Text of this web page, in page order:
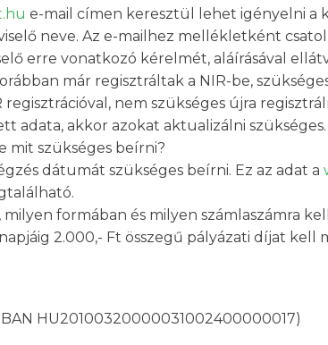
e-mail címen keresztül lehet igényelni a
neve. Az e-mailhez mellékletként
erre vonatkozó kérelmét, aláírásával
már regisztráltak a NIR-be,
nem szükséges újra
adata, akkor azokat aktualizálni szükséges.
mit szükséges beírni?
dátumát szükséges beírni. Ez az adat a
milyen formában és milyen számlaszámra
2.000,- Ft összegű pályázati díjat
HU20100320000031002400000017)